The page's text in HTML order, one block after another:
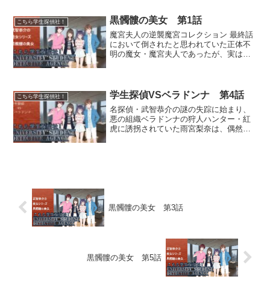
咲間警視から出動要請を受け...
こちら学生探偵社！ 黒髑髏の美女 第1話
魔宮夫人の逆襲魔宮コレクション 最終話
において倒されたと思われていた正体不
明の魔女・魔宮夫人であったが、実はま
女だが、次なるターゲ...
こちら学生探偵社！ 学生探偵VSベラドンナ 第4話
名探偵・武智恭介の謎の失踪に始まり、
悪の組織ベラドンナの狩人ハンター・紅
虎に誘拐されていた雨宮梨奈は、偶然監
黒髑髏の美女 第3話
黒髑髏の美女 第5話